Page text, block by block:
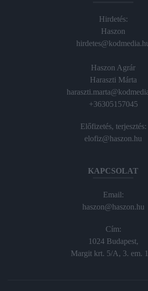
Hirdetés:
Haszon
Haszon Agrár
Haraszti Márta
+36305157045
Előfizetés, terjesztés:
elofiz@haszon.hu
KAPCSOLAT
Email:
haszon@haszon.hu
Cím:
1024 Budapest,
Margit krt. 5/A, 3. em.